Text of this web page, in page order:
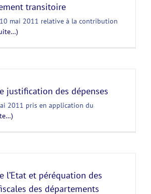
transitoire
mai 2011 relative à la contribution
justification des dépenses
2011 pris en application du
l’Etat et péréquation des
des départements